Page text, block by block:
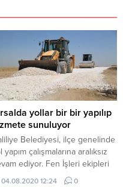
yollar bir bir yapılıp
sunuluyor
Belediyesi, ilçe genelinde
yapım çalışmalarına aralıksız
ediyor. Fen İşleri ekipleri
Dalbaşı Mahallesinde yol
04.08.2020 12:24 0